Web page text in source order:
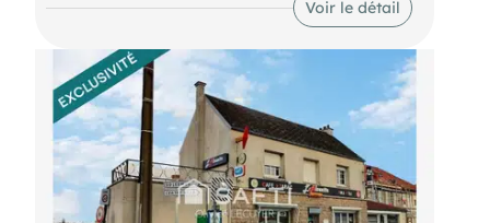
alimentaire de type superette Loyer mensuel :
de cession honoraires inclus à la charge de
l'acquéreur. Partenaire du réseau , s'appuie sur
des synergies fortes avec les cabinets d'expertise
comptable du groupe pour proposer aux
acquéreurs et vendeurs un accompagnement sans
équivalent dans ce secteur d'activité. Nous
réalisons business plan, prévisionnel, démarches
notariales et juridiques, agréments, recherche de
financements et d'aides institutionnelles,
constitution de société et immatriculation.
Voir le détail